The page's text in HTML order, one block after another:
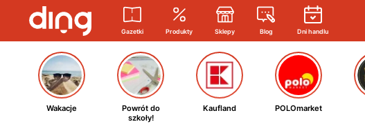
Gazetki Produkty Sklepy Blog Dni handlu
Wakacje
Powrót do
szkoły!
Kaufland POLOmarket